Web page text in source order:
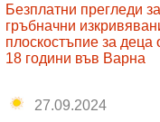
Безплатни прегледи за
гръбначни
плоскостъпие за деца
18 години във Варна
27.09.2024